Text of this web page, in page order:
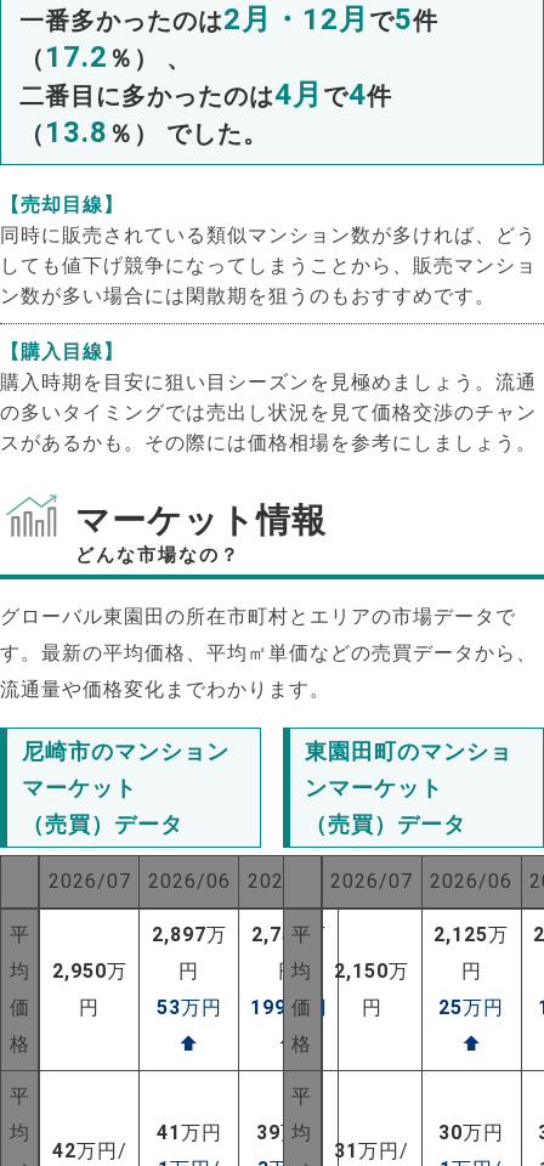
一番多かったのは2月・12月 で5件
（ 17.2 ％） 、
二番目に多かったのは4月 で4件
（ 13.8 ％） でした。
【売却目線】
同時に販売されている類似マンション数が多ければ、どう
しても値下げ競争になってしまうことから、販売マンショ
ン数が多い場合には閑散期を狙うのもおすすめです。
【購入目線】
購入時期を目安に狙い目シーズンを見極めましょう。流通
の多いタイミングでは売出し状況を見て価格交渉のチャン
スがあるかも。その際には価格相場を参考にしましょう。
マーケット情報
どんな市場なの？
グローバル東園田の所在市町村とエリアの市場データで
す。最新の平均価格、平均㎡単価などの売買データから、
流通量や価格変化までわかります。
尼崎市のマンション
マーケット
（売買）データ
2026/07 2026/06 2025/07
平
均
価
格
2,950万
円
2,897万
円
53万円
⬆
2,751万
円
199 万円
⬆
平
均
42万円/
41万円
39万円
東園田町のマンショ
ンマーケット
（売買）データ
2026/07 2026/06
平
均
価
格
2,150万
円
2,125万
円
25万円
⬆
平
均
31万円/
30万円